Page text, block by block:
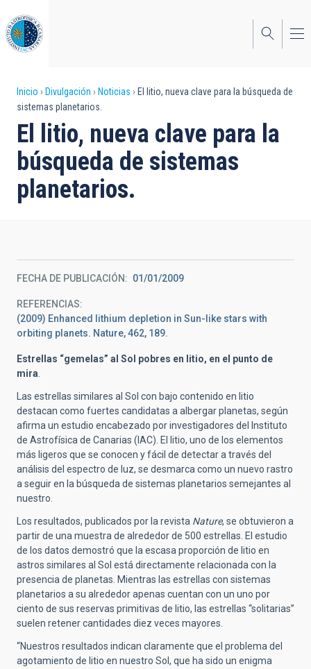
al
contenido
principal
Sobrescribir
enlaces
de
ayuda
a
Inicio Divulgación Noticias
El litio, nueva clave para la búsqueda de
sistemas planetarios.
El litio, nueva clave para la
búsqueda de sistemas
planetarios.
FECHA DE PUBLICACIÓN 01/01/2009
REFERENCIAS
(2009) Enhanced lithium depletion in Sun-like stars with
orbiting planets. Nature, 462, 189.
Estrellas “gemelas” al Sol pobres en litio, en el punto de
mira
Las estrellas similares al Sol con bajo contenido en litio
destacan como fuertes candidatas a albergar planetas, según
afirma un estudio encabezado por investigadores del Instituto
de Astrofísica de Canarias (IAC). El litio, uno de los elementos
más ligeros que se conocen y fácil de detectar a través del
análisis del espectro de luz, se desmarca como un nuevo rastro
a seguir en la búsqueda de sistemas planetarios semejantes al
nuestro.
Los resultados, publicados por la revista Nature, se obtuvieron a
partir de una muestra de alrededor de 500 estrellas. El estudio
de los datos demostró que la escasa proporción de litio en
astros similares al Sol está directamente relacionada con la
presencia de planetas. Mientras las estrellas con sistemas
planetarios a su alrededor apenas cuentan con un uno por
ciento de sus reservas primitivas de litio, las estrellas “solitarias”
suelen retener cantidades diez veces mayores.
“Nuestros resultados indican claramente que el problema del
agotamiento de litio en nuestro Sol, que ha sido un enigma